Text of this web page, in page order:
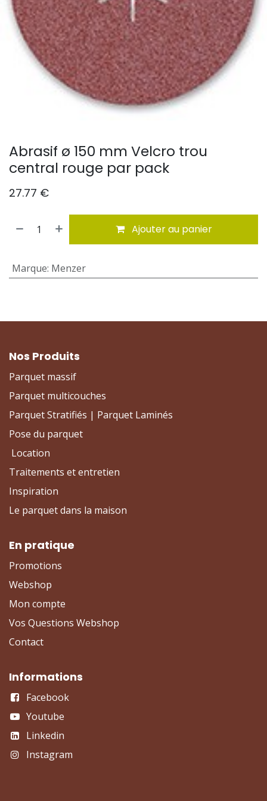
Abrasif ø 150 mm Velcro trou
central rouge par pack
27.77 €
Ajouter au panier
Marque: Menzer
Nos Produits
Parquet massif
Parquet multicouches
Parquet Stratifiés | Parquet Laminés
Pose du parquet
Location
Traitements et entretien
Inspiration
Le parquet dans la maison
En pratique
Promotions
Webshop
Mon compte
Vos Questions Webshop
Contact
Informations
Facebook
Youtube
Linkedin
Instagram